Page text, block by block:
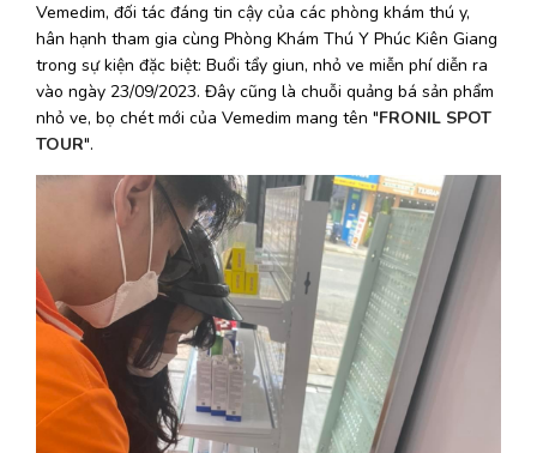
Vemedim, đối tác đáng tin cậy của các phòng khám thú y,
hân hạnh tham gia cùng Phòng Khám Thú Y Phúc Kiên Giang
trong sự kiện đặc biệt: Buổi tẩy giun, nhỏ ve miễn phí diễn ra
vào ngày 23/09/2023. Đây cũng là chuỗi quảng bá sản phẩm
nhỏ ve, bọ chét mới của Vemedim mang tên "FRONIL SPOT
TOUR".